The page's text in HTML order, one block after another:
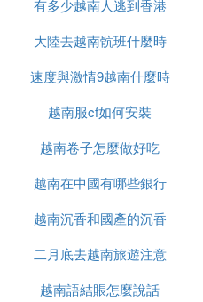
，自2023年3月1日起越
國、日本、義大利、伊
前尚未有強制隔離的政
的人員進行了健康檢查和
人員主動配合檢疫和隔離
的健康和安全。總之，越
策是一個涉及多方面因素
問題的回答：
有多少越南人逃到香港
大陸去越南骯班什麼時
候能正常
速度與激情9越南什麼時
候上映
越南服cf如何安裝
越南卷子怎麼做好吃
越南在中國有哪些銀行
越南沉香和國產的沉香
什麼區別
二月底去越南旅遊注意
什麼
越南語結賬怎麼說話